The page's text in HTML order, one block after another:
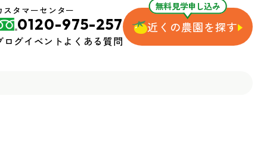
スタマーセンター
0120-975-257
ログイベントよくある質問
無料見学申し込み
近くの農園を探す